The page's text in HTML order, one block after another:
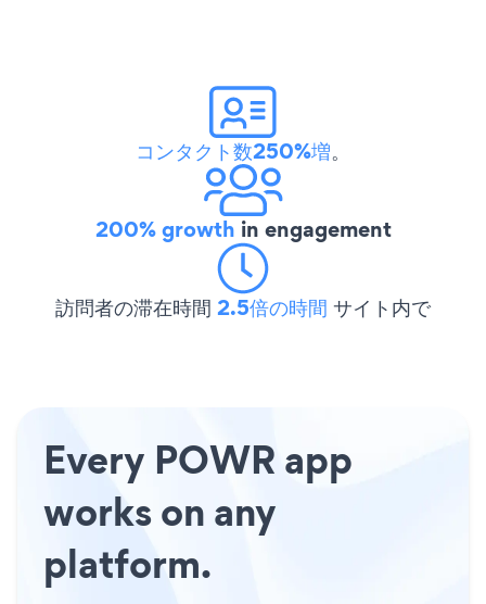
コンタクト数250%増。
200% growth in engagement
訪問者の滞在時間 2.5倍の時間 サイト内で
Every POWR app
works on any
platform.